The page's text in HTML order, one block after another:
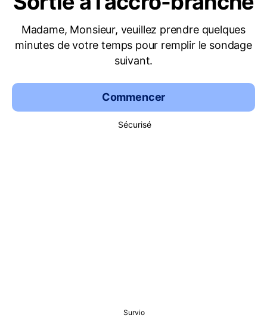
Madame, Monsieur, veuillez prendre quelques
minutes de votre temps pour remplir le sondage
suivant.
Commencer
Sécurisé
Survio